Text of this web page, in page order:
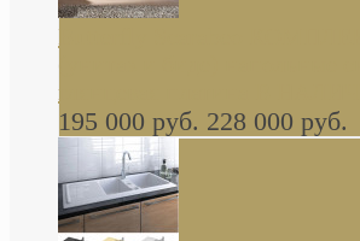
Butterfly Scarabeo
глянцевая платина В
195 000 руб. 228 000 руб.